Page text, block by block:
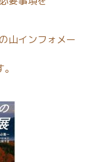
山インフォメー